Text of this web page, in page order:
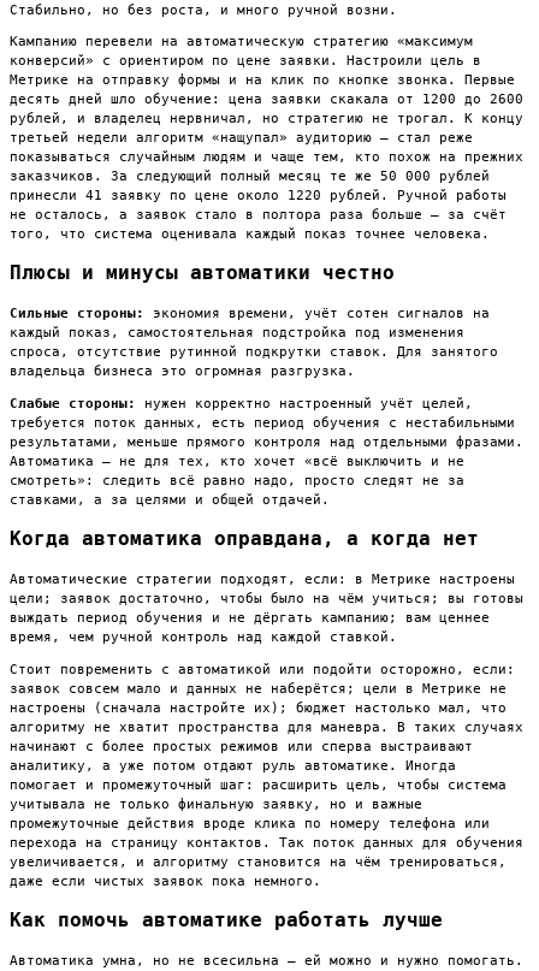
Стабильно, но без роста, и много ручной возни.
Кампанию перевели на автоматическую стратегию «максимум
конверсий» с ориентиром по цене заявки. Настроили цель в
Метрике на отправку формы и на клик по кнопке звонка. Первые
десять дней шло обучение: цена заявки скакала от 1200 до 2600
рублей, и владелец нервничал, но стратегию не трогал. К концу
третьей недели алгоритм «нащупал» аудиторию — стал реже
показываться случайным людям и чаще тем, кто похож на прежних
заказчиков. За следующий полный месяц те же 50 000 рублей
принесли 41 заявку по цене около 1220 рублей. Ручной работы
не осталось, а заявок стало в полтора раза больше — за счёт
того, что система оценивала каждый показ точнее человека.
Плюсы и минусы автоматики честно
Сильные стороны:
экономия времени, учёт сотен сигналов на
каждый показ, самостоятельная подстройка под изменения
спроса, отсутствие рутинной подкрутки ставок. Для занятого
владельца бизнеса это огромная разгрузка.
Слабые стороны:
нужен корректно настроенный учёт целей,
требуется поток данных, есть период обучения с нестабильными
результатами, меньше прямого контроля над отдельными фразами.
Автоматика — не для тех, кто хочет «всё выключить и не
смотреть»: следить всё равно надо, просто следят не за
ставками, а за целями и общей отдачей.
Когда автоматика оправдана, а когда нет
Автоматические стратегии подходят, если: в Метрике настроены
цели; заявок достаточно, чтобы было на чём учиться; вы готовы
выждать период обучения и не дёргать кампанию; вам ценнее
время, чем ручной контроль над каждой ставкой.
Стоит повременить с автоматикой или подойти осторожно, если:
заявок совсем мало и данных не наберётся; цели в Метрике не
настроены (сначала настройте их); бюджет настолько мал, что
алгоритму не хватит пространства для маневра. В таких случаях
начинают с более простых режимов или сперва выстраивают
аналитику, а уже потом отдают руль автоматике. Иногда
помогает и промежуточный шаг: расширить цель, чтобы система
учитывала не только финальную заявку, но и важные
промежуточные действия вроде клика по номеру телефона или
перехода на страницу контактов. Так поток данных для обучения
увеличивается, и алгоритму становится на чём тренироваться,
даже если чистых заявок пока немного.
Как помочь автоматике работать лучше
Автоматика умна, но не всесильна — ей можно и нужно помогать.